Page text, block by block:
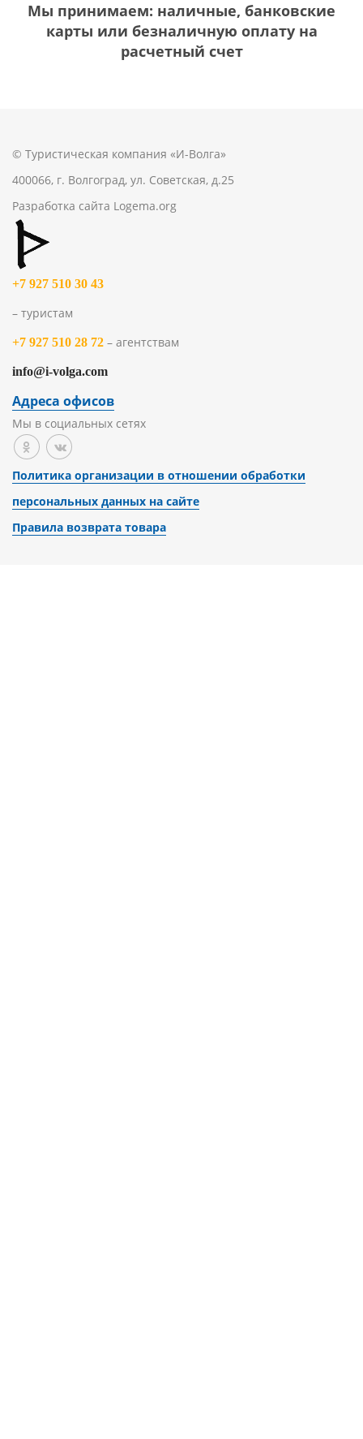
Мы принимаем: наличные, банковские
карты или безналичную оплату на
расчетный счет
© Туристическая компания «И-Волга»
400066, г. Волгоград, ул. Советская, д.25
Разработка сайта Logema.org
+7 927 510 30 43
– туристам
+7 927 510 28 72 – агентствам
info@i-volga.com
Адреса офисов
Мы в социальных сетях
Политика организации в отношении обработки
персональных данных на сайте
Правила возврата товара